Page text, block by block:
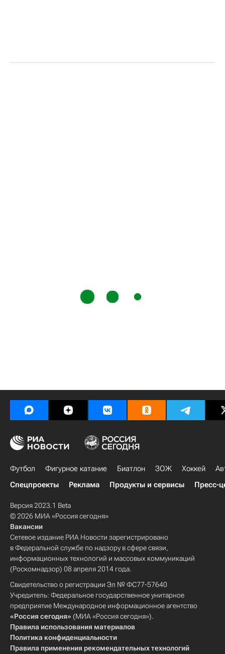
Футбол Фигурное катание Биатлон ЗОЖ Хоккей
Спецпроекты
Реклама Продукты и сервисы Пресс-
Версия 2023.1 Beta
© 2026 МИА «Россия сегодня»
Вакансии
Сетевое издание РИА Новости зарегистрировано
в Федеральной службе по надзору в сфере связи,
информационных технологий и массовых коммуникаций
(Роскомнадзор) 08 апреля 2014 года.
Свидетельство о регистрации Эл № ФС77-57640
Учредитель: Федеральное государственное унитарное
предприятие Международное информационное агентство
«Россия сегодня» (МИА «Россия сегодня»).
Правила использования материалов
Политика конфиденциальности
Правила применения рекомендательных технологий